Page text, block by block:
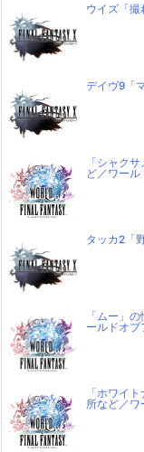
ウイズ「撮
デイヴ9「
「シャク
ど／ワー
タッカ2「
「ムー」
ールドオブ
「ホワイ
所など／ワ